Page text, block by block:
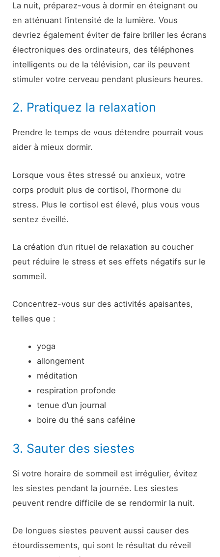
La nuit, préparez-vous à dormir en éteignant ou
en atténuant l’intensité de la lumière. Vous
devriez également éviter de faire briller les écrans
électroniques des ordinateurs, des téléphones
intelligents ou de la télévision, car ils peuvent
stimuler votre cerveau pendant plusieurs heures.
2. Pratiquez la relaxation
Prendre le temps de vous détendre pourrait vous
aider à mieux dormir.
Lorsque vous êtes stressé ou anxieux, votre
corps produit plus de cortisol, l’hormone du
stress. Plus le cortisol est élevé, plus vous vous
sentez éveillé.
La création d’un rituel de relaxation au coucher
peut réduire le stress et ses effets négatifs sur le
sommeil.
Concentrez-vous sur des activités apaisantes,
telles que :
yoga
allongement
méditation
respiration profonde
tenue d’un journal
boire du thé sans caféine
3. Sauter des siestes
Si votre horaire de sommeil est irrégulier, évitez
les siestes pendant la journée. Les siestes
peuvent rendre difficile de se rendormir la nuit.
De longues siestes peuvent aussi causer des
étourdissements, qui sont le résultat du réveil